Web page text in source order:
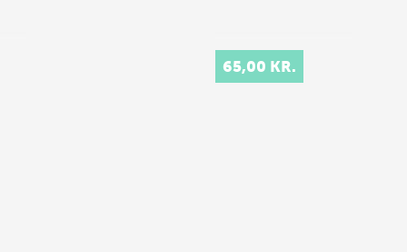
65,00 KR.